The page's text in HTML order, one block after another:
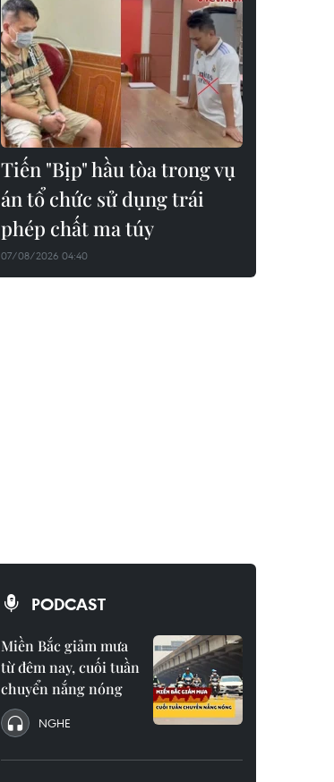
Tiến "Bịp" hầu tòa trong vụ
án tổ chức sử dụng trái
phép chất ma túy
07/08/2026 04:40
PODCAST
Miền Bắc giảm mưa
từ đêm nay, cuối tuần
chuyển nắng nóng
NGHE